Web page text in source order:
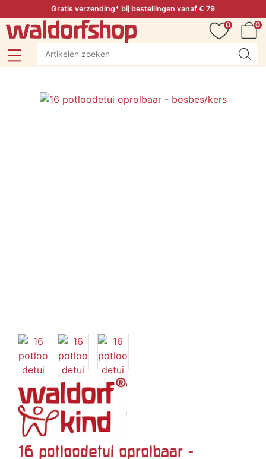
Gratis verzending* bij bestellingen vanaf € 79
0
0
16 potloodetui oprolbaar -